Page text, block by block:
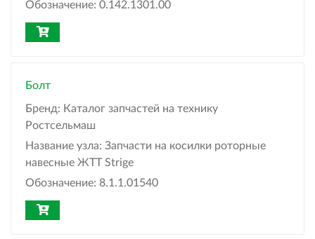
Обозначение: 0.142.1301.00
Болт
Бренд: Каталог запчастей на технику
Ростсельмаш
Название узла: Запчасти на косилки роторные
навесные ЖТТ Strige
Обозначение: 8.1.1.01540